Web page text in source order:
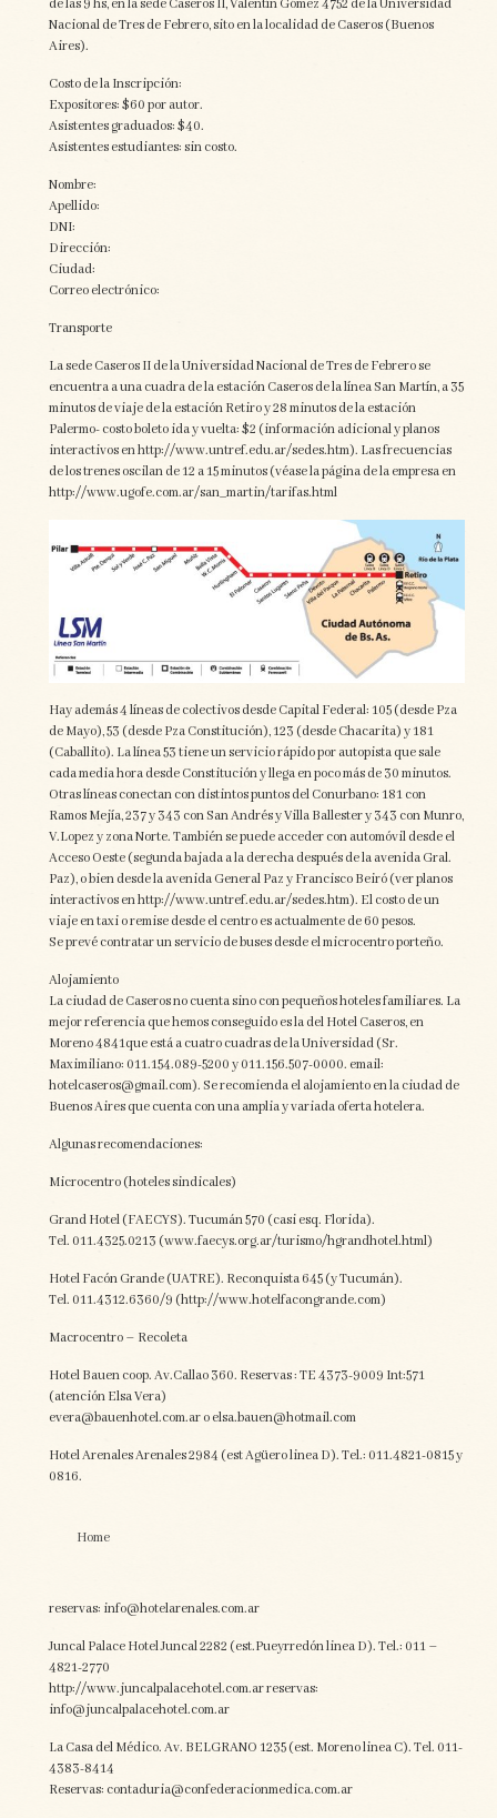
de las 9 hs, en la sede Caseros II, Valentín Gómez 4752 de la Universidad
Nacional de Tres de Febrero, sito en la localidad de Caseros (Buenos
Aires).
Costo de la Inscripción:
Expositores: $60 por autor.
Asistentes graduados: $40.
Asistentes estudiantes: sin costo.
Nombre:
Apellido:
DNI:
Dirección:
Ciudad:
Correo electrónico:
Transporte
La sede Caseros II de la Universidad Nacional de Tres de Febrero se
encuentra a una cuadra de la estación Caseros de la línea San Martín, a 35
minutos de viaje de la estación Retiro y 28 minutos de la estación
Palermo- costo boleto ida y vuelta: $2 (información adicional y planos
interactivos en http://www.untref.edu.ar/sedes.htm). Las frecuencias
de los trenes oscilan de 12 a 15 minutos (véase la página de la empresa en
http://www.ugofe.com.ar/san_martin/tarifas.html
Hay además 4 líneas de colectivos desde Capital Federal: 105 (desde Pza
de Mayo), 53 (desde Pza Constitución), 123 (desde Chacarita) y 181
(Caballito). La línea 53 tiene un servicio rápido por autopista que sale
cada media hora desde Constitución y llega en poco más de 30 minutos.
Otras líneas conectan con distintos puntos del Conurbano: 181 con
Ramos Mejía, 237 y 343 con San Andrés y Villa Ballester y 343 con Munro,
V.Lopez y zona Norte. También se puede acceder con automóvil desde el
Acceso Oeste (segunda bajada a la derecha después de la avenida Gral.
Paz), o bien desde la avenida General Paz y Francisco Beiró (ver planos
interactivos en http://www.untref.edu.ar/sedes.htm). El costo de un
viaje en taxi o remise desde el centro es actualmente de 60 pesos.
Se prevé contratar un servicio de buses desde el microcentro porteño.
Alojamiento
La ciudad de Caseros no cuenta sino con pequeños hoteles familiares. La
mejor referencia que hemos conseguido es la del Hotel Caseros, en
Moreno 4841que está a cuatro cuadras de la Universidad (Sr.
Maximiliano: 011.154.089-5200 y 011.156.507-0000. email:
hotelcaseros@gmail.com). Se recomienda el alojamiento en la ciudad de
Buenos Aires que cuenta con una amplia y variada oferta hotelera.
Algunas recomendaciones:
Microcentro (hoteles sindicales)
Grand Hotel (FAECYS). Tucumán 570 (casi esq. Florida).
Tel. 011.4325.0213 (www.faecys.org.ar/turismo/hgrandhotel.html)
Hotel Facón Grande (UATRE). Reconquista 645 (y Tucumán).
Tel. 011.4312.6360/9 (http://www.hotelfacongrande.com)
Macrocentro – Recoleta
Hotel Bauen coop. Av.Callao 360. Reservas : TE 4373-9009 Int:571
(atención Elsa Vera)
evera@bauenhotel.com.ar o elsa.bauen@hotmail.com
Hotel Arenales Arenales 2984 (est Agüero linea D). Tel.: 011.4821-0815 y
0816.
Home
reservas: info@hotelarenales.com.ar
Juncal Palace Hotel Juncal 2282 (est.Pueyrredón linea D). Tel.: 011 –
4821-2770
http://www.juncalpalacehotel.com.ar reservas:
info@juncalpalacehotel.com.ar
La Casa del Médico. Av. BELGRANO 1235 (est. Moreno linea C). Tel. 011-
4383-8414
Reservas: contaduria@confederacionmedica.com.ar